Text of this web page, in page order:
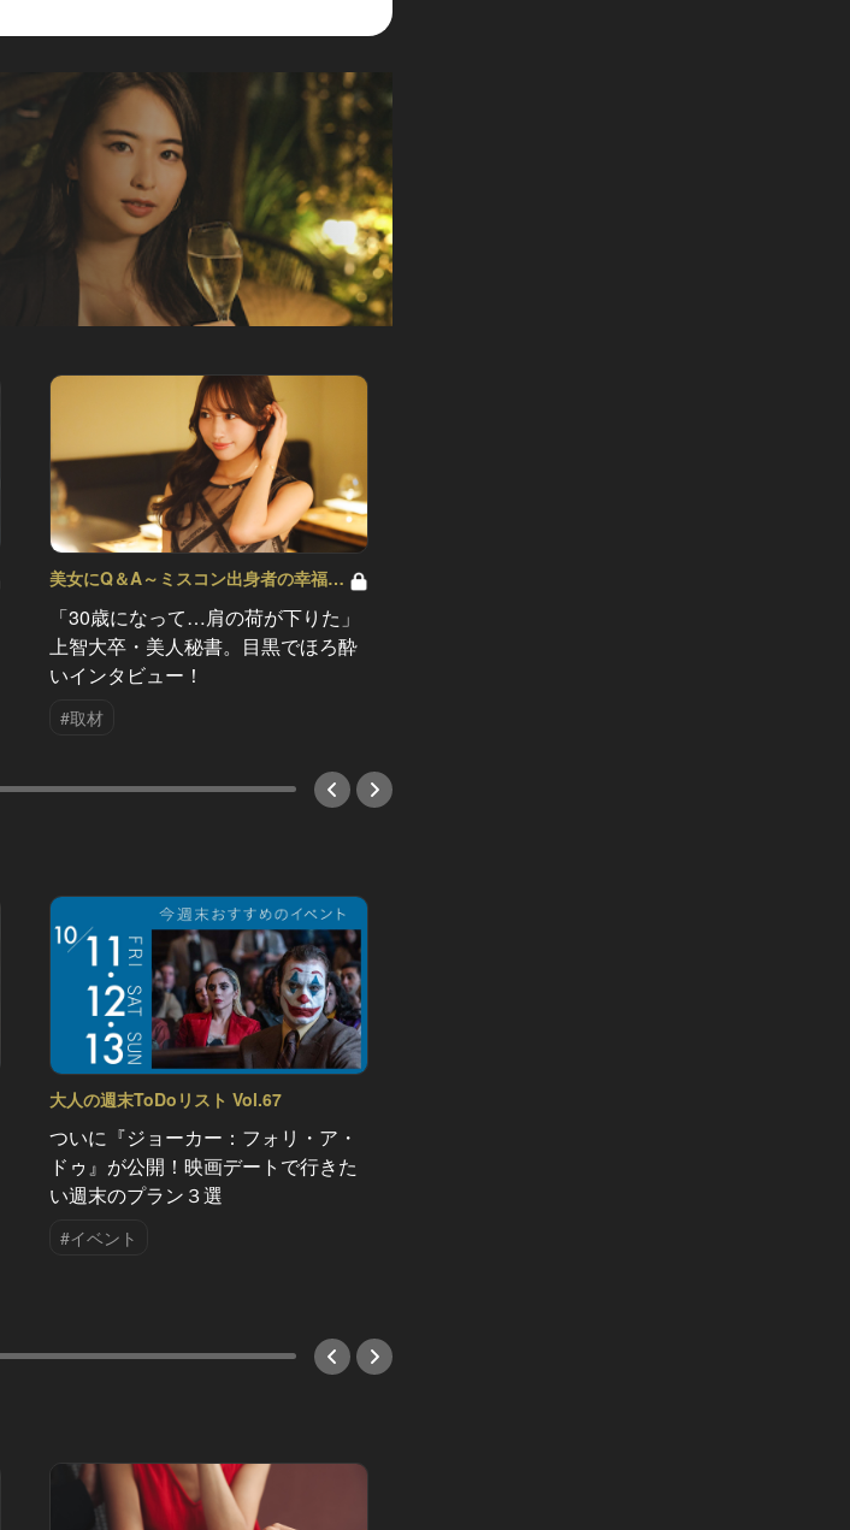
美女にQ＆A～ミスコン出身者の幸福論
「30歳になって…肩の荷が下りた」
上智大卒・美人秘書。目黒でほろ酔
いインタビュー！
#取材
大人の週末ToDoリスト Vol.67
ついに『ジョーカー：フォリ・ア・
ドゥ』が公開！映画デートで行きた
い週末のプラン３選
#イベント